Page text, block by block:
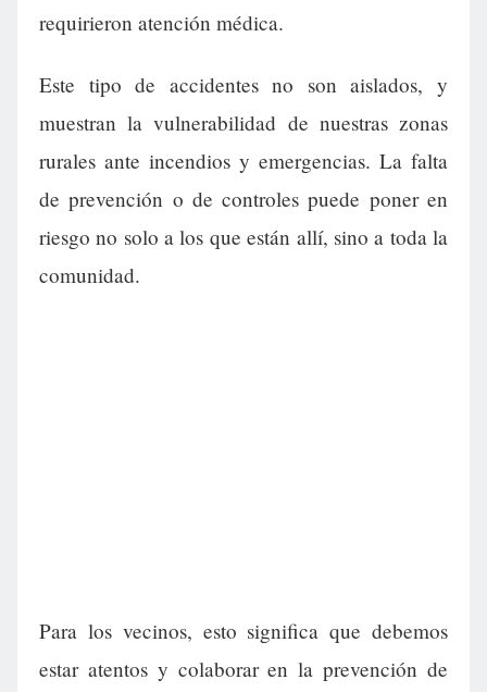
requirieron atención médica.
Este tipo de accidentes no son aislados, y
muestran la vulnerabilidad de nuestras zonas
rurales ante incendios y emergencias. La falta
de prevención o de controles puede poner en
riesgo no solo a los que están allí, sino a toda la
comunidad.
Para los vecinos, esto significa que debemos
estar atentos y colaborar en la prevención de